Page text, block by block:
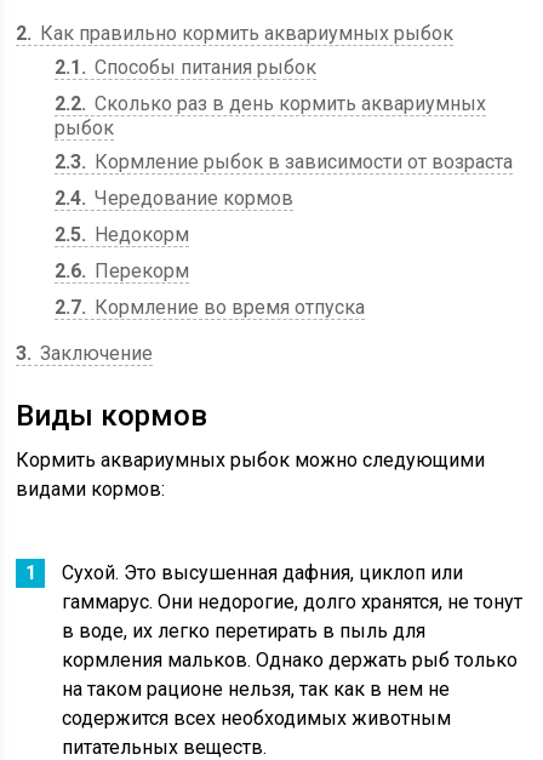
2
Как правильно кормить аквариумных рыбок
2.1
Способы питания рыбок
2.2 Сколько раз в день кормить аквариумных
рыбок
2.3
Кормление рыбок в зависимости от возраста
2.4 Чередование кормов
2.5
Недокорм
2.6
Перекорм
2.7
Кормление во время отпуска
3 Заключение
Виды кормов
Кормить аквариумных рыбок можно следующими
видами кормов:
Сухой. Это высушенная дафния, циклоп или
гаммарус. Они недорогие, долго хранятся, не тонут
в воде, их легко перетирать в пыль для
кормления мальков. Однако держать рыб только
на таком рационе нельзя, так как в нем не
содержится всех необходимых животным
питательных веществ.